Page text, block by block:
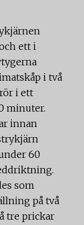
ett i
i två
i ett
minuter.
innan
60
som
på två
tre prickar